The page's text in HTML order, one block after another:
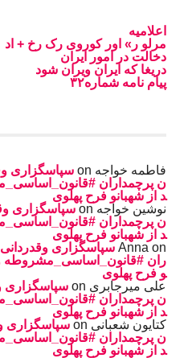
اعلامیه
مرلو ر» اور کوروی رک رخ + اد
دخالت در امور ایران
دریغا که ایران ویران شود
پیام نامه شماره۳۲
فاطمه خواجه
سپاسگزاری
ن پرچمداران
د از شهبانو فرح پهلوی
نوشین خواجه
سپاسگزاری
ن پرچمداران
د از شهبانو فرح پهلوی
Anna on
سپاسگزاری وقدردانی
ران #قانون_اساسی_مشروطه و
و فرح پهلوی
على ميرجابرى
سپاسگزاری
ن پرچمداران
د از شهبانو فرح پهلوی
کتایون شعبانی
سپاسگزاری
ن پرچمداران
د از شهبانو فرح پهلوی